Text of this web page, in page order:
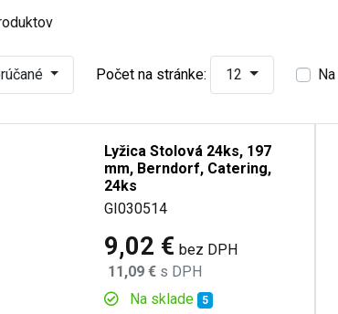
Počet na stránke: 12
Lyžica Stolová 24ks, 197
mm, Berndorf, Catering,
24ks
GI030514
9,02 € bez DPH
11,09 € s DPH
Na sklade
5